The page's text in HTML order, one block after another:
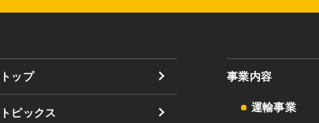
トップ
トピックス
事業内容
運輸事業